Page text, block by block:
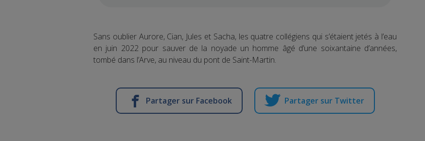
Sans oublier Aurore, Cian, Jules et Sacha, les quatre collégiens qui s’étaient jetés à l’eau
en juin 2022 pour sauver de la noyade un homme âgé d’une soixantaine d’années,
tombé dans l’Arve, au niveau du pont de Saint-Martin.
Partager sur Facebook Partager sur Twitter